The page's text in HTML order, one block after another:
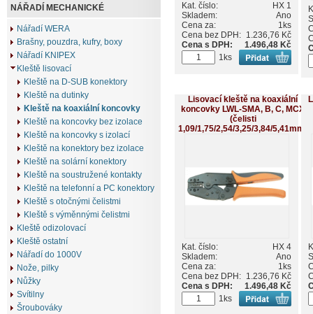
Kat. číslo:
HX 1
Skladem:
Ano
Cena za:
1ks
Cena bez DPH: 1.236,76 Kč
Cena s DPH:
1.496,48 Kč
1ks
Lisovací kleště na koaxiální
koncovky LWL-SMA, B, C, MCX
(čelisti
1,09/1,75/2,54/3,25/3,84/5,41mm)
Kat. číslo:
HX 4
Skladem:
Ano
Cena za:
1ks
Cena bez DPH: 1.236,76 Kč
Cena s DPH:
1.496,48 Kč
1ks
NÁŘADÍ MECHANICKÉ
Nářadí WERA
Brašny, pouzdra, kufry, boxy
Nářadí KNIPEX
Kleště lisovací
Kleště na D-SUB konektory
Kleště na dutinky
Kleště na koaxiální koncovky
Kleště na koncovky bez izolace
Kleště na koncovky s izolací
Kleště na konektory bez izolace
Kleště na solární konektory
Kleště na soustružené kontakty
Kleště na telefonní a PC konektory
Kleště s otočnými čelistmi
Kleště s výměnnými čelistmi
Kleště odizolovací
Kleště ostatní
Nářadí do 1000V
Nože, pilky
Nůžky
Svítilny
Šroubováky